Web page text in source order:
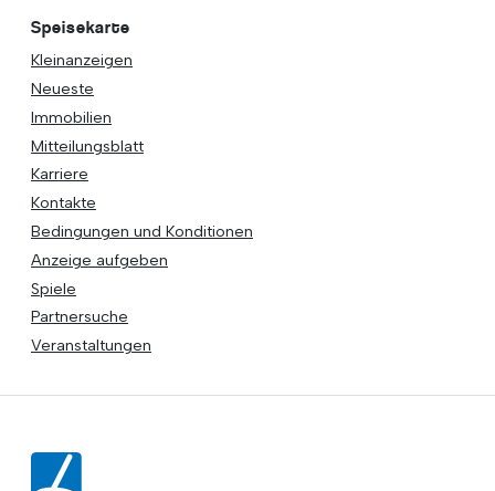
Speisekarte
Kleinanzeigen
Neueste
Immobilien
Mitteilungsblatt
Karriere
Kontakte
Bedingungen und Konditionen
Anzeige aufgeben
Spiele
Partnersuche
Veranstaltungen